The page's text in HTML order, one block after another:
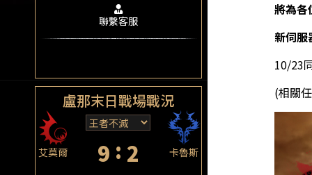
聯繫客服
盧那末日戰場戰況
艾莫爾 9 : 2 卡魯斯
將為各
新伺服
10/23
(相關